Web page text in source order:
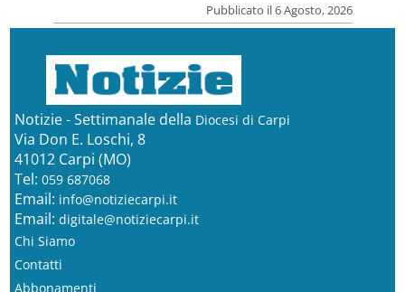
Pubblicato il 6 Agosto, 2026
Notizie - Settimanale della Diocesi di Carpi
Via Don E. Loschi, 8
41012 Carpi (MO)
Tel: 059 687068
Email: info@notiziecarpi.it
Email: digitale@notiziecarpi.it
Chi Siamo
Contatti
Abbonamenti